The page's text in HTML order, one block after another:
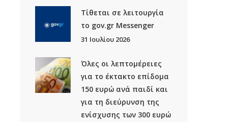
Τίθεται σε λειτουργία
το gov.gr Μessenger
31 Ιουλίου 2026
Όλες οι λεπτομέρειες
για το έκτακτο επίδομα
150 ευρώ ανά παιδί και
για τη διεύρυνση της
ενίσχυσης των 300 ευρώ